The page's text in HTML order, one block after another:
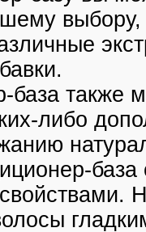
база также
либо